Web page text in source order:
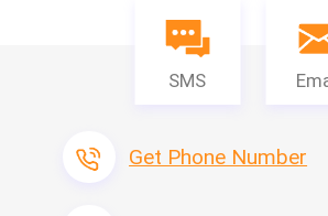
SMS
Get Phone Number